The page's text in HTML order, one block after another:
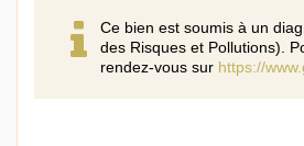
Ce bien est soumis à un
des Risques et Pollutions).
rendez-vous sur https://